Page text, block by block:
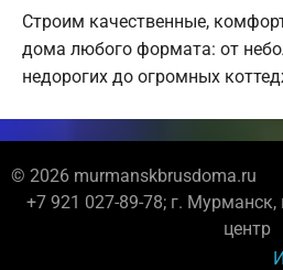
Строим качественные,
дома любого формата: от
недорогих до огромных
© 2026 murmanskbrusdoma.ru
+7 921 027-89-78; г.
центр